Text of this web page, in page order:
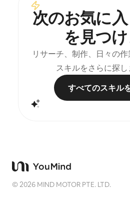
ム選択に対応し、画像は繊細で長く楽
で、粗いAI特有のプラスチック感はあ
YouMindの定期タスクと組み合わせ
ードを引いて解釈することも可能です
設定はご自身で行う必要があります）
次のお気に
を見つ
リサーチ、制作、日々の
スキルをさらに探し
すべてのスキル
©2026 MIND MOTOR PTE. LTD.